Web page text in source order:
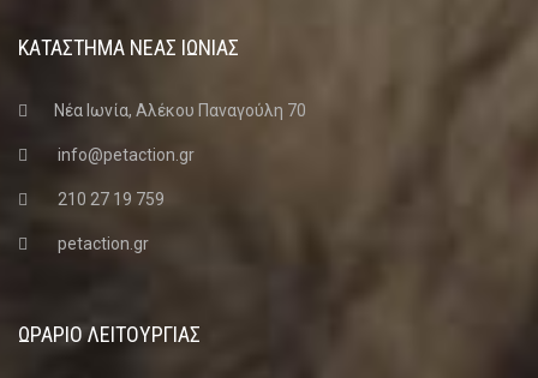
ΚΑΤΑΣΤΗΜΑ ΝΈΑΣ ΙΩΝΊΑΣ
Νέα Ιωνία, Αλέκου Παναγούλη 70
info@petaction.gr
210 27 19 759
petaction.gr
ΩΡΑΡΙΟ ΛΕΙΤΟΥΡΓΙΑΣ